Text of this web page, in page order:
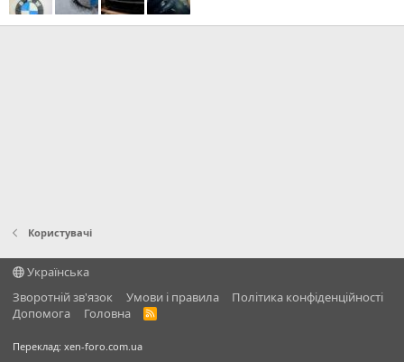
Користувачі
Українська
Зворотній зв'язок
Умови і правила
Політика конфіденційності
Дoпoмoга
Головна
R
Переклад: xen-foro.com.ua